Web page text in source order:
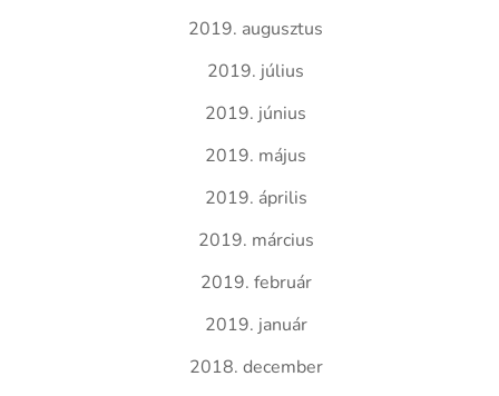
2019. augusztus
2019. július
2019. június
2019. május
2019. április
2019. március
2019. február
2019. január
2018. december